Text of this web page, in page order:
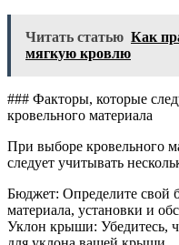
Читать статью Как
мягкую кровлю
### Факторы, которые
кровельного материала
При выборе кровельного
следует учитывать
Бюджет: Определите свой
материала, установки и
Уклон крыши: Убедитесь,